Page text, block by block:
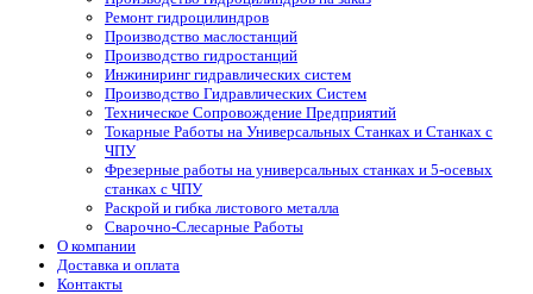
Ремонт гидроцилиндров
Производство маслостанций
Производство гидростанций
Инжиниринг гидравлических систем
Производство Гидравлических Систем
Техническое Сопровождение Предприятий
Токарные Работы на Универсальных Станках и Станках с
ЧПУ
Фрезерные работы на универсальных станках и 5-осевых
станках с ЧПУ
Раскрой и гибка листового металла
Сварочно-Слесарные Работы
О компании
Доставка и оплата
Контакты